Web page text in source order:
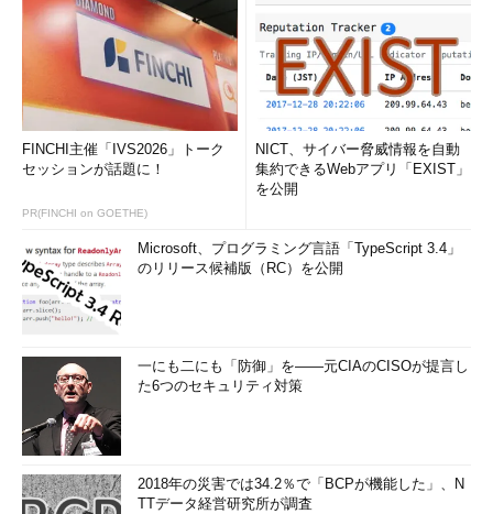
FINCHI主催「IVS2026」トーク
セッションが話題に！
PR(FINCHI on GOETHE)
NICT、サイバー脅威情報を自動
集約できるWebアプリ「EXIST」
を公開
Microsoft、プログラミング言語「TypeScript 3.4」
のリリース候補版（RC）を公開
一にも二にも「防御」を――元CIAのCISOが提言し
た6つのセキュリティ対策
2018年の災害では34.2％で「BCPが機能した」、N
TTデータ経営研究所が調査